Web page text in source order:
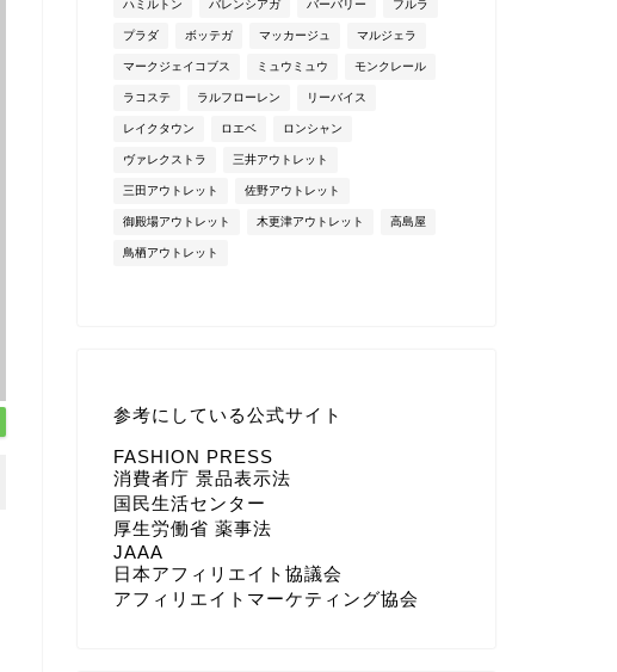
ハミルトン バレンシアガ バーバリー フルラ
プラダ ボッテガ マッカージュ マルジェラ
マークジェイコブス ミュウミュウ モンクレール
ラコステ ラルフローレン リーバイス
レイクタウン ロエベ ロンシャン
ヴァレクストラ 三井アウトレット
三田アウトレット 佐野アウトレット
御殿場アウトレット 木更津アウトレット 高島屋
鳥栖アウトレット
参考にしている公式サイト
FASHION PRESS
消費者庁 景品表示法
国民生活センター
厚生労働省 薬事法
JAAA
日本アフィリエイト協議会
アフィリエイトマーケティング協会